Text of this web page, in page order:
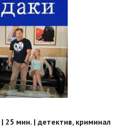
| 25 мин. | детектив, криминал